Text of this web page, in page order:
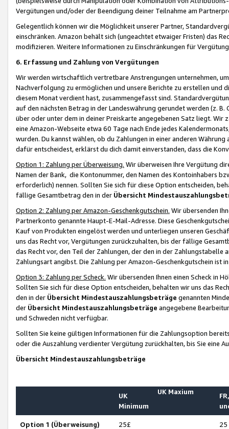
Vergütungen und/oder der Beendigung deiner Teilnahme am
Gelegentlich können wir die Möglichkeit unserer Partner,
einschränken. Amazon behält sich (ungeachtet etwaiger Fristen) das
modifizieren. Weitere Informationen zu Einschränkungen für
6. Erfassung und Zahlung von Vergütungen
Wir werden wirtschaftlich vertretbare Anstrengungen unternehmen,
Nachverfolgung zu ermöglichen und unsere Berichte zu erstellen und
diesem Monat verdient hast, zusammengefasst sind.
auf den nächsten Betrag in der Landeswährung gerundet werden (z.
über oder unter dem in deiner Preiskarte angegebenen Satz liegt.
eine Amazon-Webseite etwa 60 Tage nach Ende jedes
wurden. Du kannst wählen, ob du Zahlungen in einer anderen
dafür entscheidest, erklärst du dich damit einverstanden, dass die
Option 1: Zahlung per Überweisung. Wir überweisen Ihre Vergütung
Namen der Bank, die Kontonummer, den Namen des Kontoinhabers
erforderlich) nennen. Sollten Sie sich für diese Option entscheiden,
fällige Gesamtbetrag den in der Übersicht
Option 2: Zahlung per Amazon-Geschenkgutschein. Wir übersenden
Partnerkonto genannte Haupt-E-Mail-Adresse. Diese
Kauf von Produkten eingelöst werden und unterliegen unseren
uns das Recht vor, Vergütungen zurückzuhalten, bis der fällige
das Recht vor, den Teil der Zahlungen, der den in der
Zahlungsart angibst. Die Zahlung per Amazon-Geschenkgutschein ist
Option 3: Zahlung per Scheck. Wir übersenden Ihnen einen Scheck in
Sollten Sie sich für diese Option entscheiden, behalten wir uns das
den in der Übersicht Mindestauszahlungsbeträge genannten
der Übersicht Mindestauszahlungsbeträge angegebene
und Schweden nicht verfügbar.
Sollten Sie keine gültigen Informationen für die Zahlungsoption
oder die Auszahlung verdienter Vergütung zurückhalten, bis Sie
Übersicht Mindestauszahlungsbeträge
UK
Minimum
UK Maxium
Option 1 (Überweisung) 25£ 25